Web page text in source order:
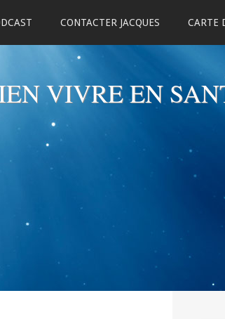
CONTACTER JACQUES CARTE
VIVRE EN